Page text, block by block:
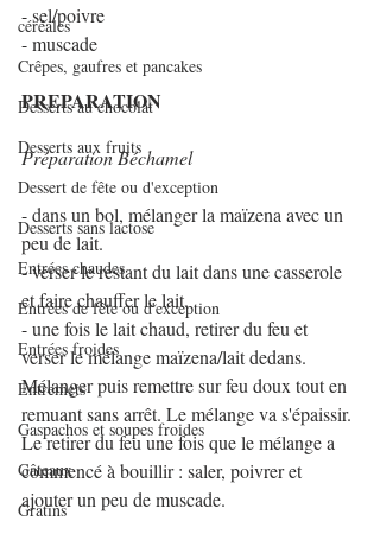
céréales
Crêpes, gaufres et pancakes
Desserts au chocolat
Desserts aux fruits
Dessert de fête ou d'exception
Desserts sans lactose
Entrées chaudes
Entrées de fête ou d'exception
Entrées froides
Entremets
Gaspachos et soupes froides
Gâteaux
Gratins
- sel/poivre
- muscade
PREPARATION
Préparation Béchamel
- dans un bol, mélanger la maïzena avec un
peu de lait.
- verser le restant du lait dans une casserole
et faire chauffer le lait.
- une fois le lait chaud, retirer du feu et
verser le mélange maïzena/lait dedans.
Mélanger puis remettre sur feu doux tout en
remuant sans arrêt. Le mélange va s'épaissir.
Le retirer du feu une fois que le mélange a
commencé à bouillir : saler, poivrer et
ajouter un peu de muscade.